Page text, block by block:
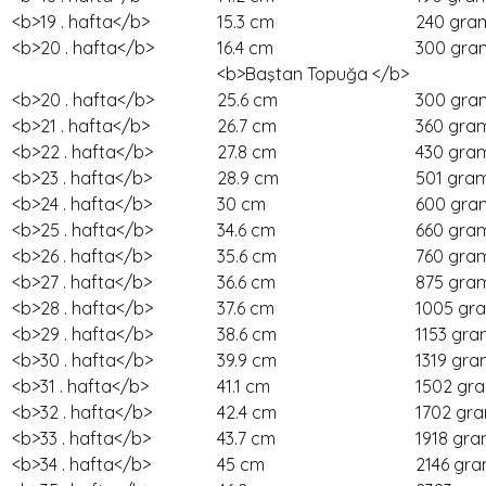
<b>19 . hafta</b>
15.3 cm
240
<b>20 . hafta</b>
16.4 cm
300
<b>Baştan Topuğa </b>
<b>20 . hafta</b>
25.6 cm
300
<b>21 . hafta</b>
26.7 cm
360
<b>22 . hafta</b>
27.8 cm
430
<b>23 . hafta</b>
28.9 cm
501
<b>24 . hafta</b>
30 cm
600
<b>25 . hafta</b>
34.6 cm
660
<b>26 . hafta</b>
35.6 cm
760
<b>27 . hafta</b>
36.6 cm
875
<b>28 . hafta</b>
37.6 cm
1005
<b>29 . hafta</b>
38.6 cm
1153
<b>30 . hafta</b>
39.9 cm
1319
<b>31 . hafta</b>
41.1 cm
1502
<b>32 . hafta</b>
42.4 cm
1702
<b>33 . hafta</b>
43.7 cm
1918
<b>34 . hafta</b>
45 cm
2146